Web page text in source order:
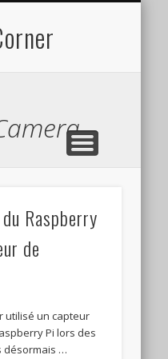
Raspberry
de
utilisé un capteur
Pi lors des
désormais …